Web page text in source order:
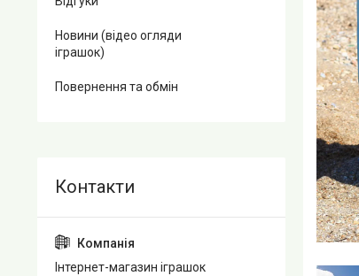
Новини (відео огляди
іграшок)
Повернення та обмін
Інтернет-магазин іграшок